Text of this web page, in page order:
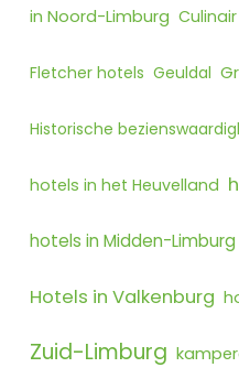
in Noord-Limburg
Fletcher hotels Geuldal
Historische
hotels in het Heuvelland
hotels in Midden-Limburg
Hotels in Valkenburg
Zuid-Limburg